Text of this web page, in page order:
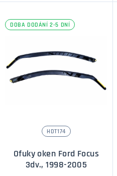
DOBA DODÁNÍ 2-5 DNÍ
HDT174
Ofuky oken Ford Focus
3dv., 1998-2005